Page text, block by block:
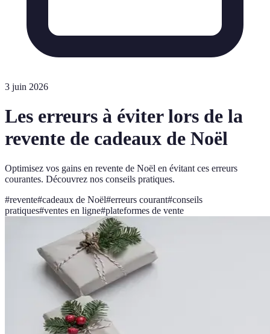
3 juin 2026
Les erreurs à éviter lors de la
revente de cadeaux de Noël
Optimisez vos gains en revente de Noël en évitant ces erreurs
courantes. Découvrez nos conseils pratiques.
#revente#cadeaux de Noël#erreurs courant#conseils
pratiques#ventes en ligne#plateformes de vente